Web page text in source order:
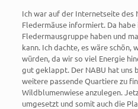
Ich war auf der Internetseite des
Fledermäuse informiert. Da habe
Fledermausgruppe haben und
kann. Ich dachte, es wäre schön,
würden, da wir so viel Energie
gut geklappt. Der NABU hat uns
weitere passende Quartiere zu
Wildblumenwiese anzulegen.
umgesetzt und somit auch die